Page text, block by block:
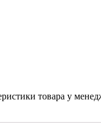
товара у